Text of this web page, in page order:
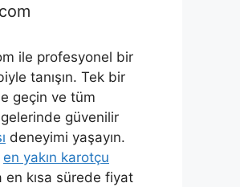
ile profesyonel bir
tanışın. Tek bir
geçin ve tüm
güvenilir
deneyimi yaşayın.
en yakın karotçu
en kısa sürede fiyat